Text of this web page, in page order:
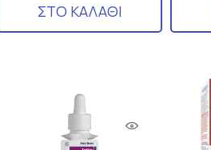
ΣΤΟ ΚΑΛΑΘΙ